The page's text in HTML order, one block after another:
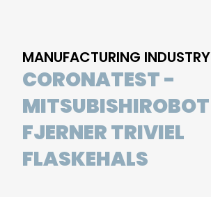
MANUFACTURING INDUSTRY
CORONATEST -
MITSUBISHIROBOT
FJERNER TRIVIEL
FLASKEHALS